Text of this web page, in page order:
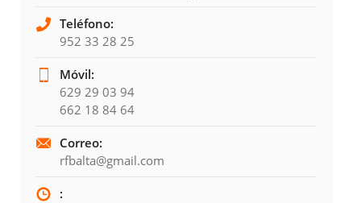
Teléfono:
952 33 28 25
Móvil:
629 29 03 94
662 18 84 64
Correo:
rfbalta@gmail.com
: